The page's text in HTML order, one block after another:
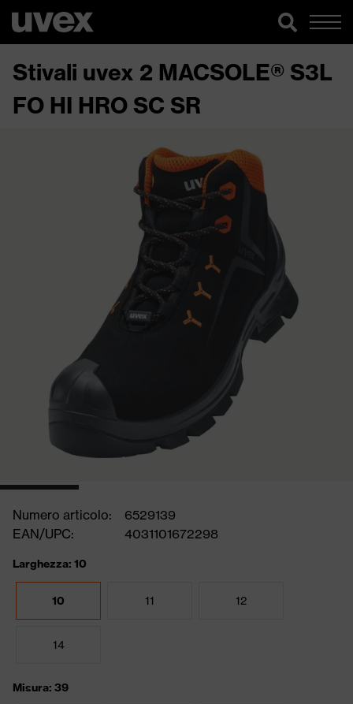
Stivali uvex 2 MACSOLE® S3L
FO HI HRO SC SR
Numero articolo:
6529139
EAN/UPC:
4031101672298
Larghezza: 10
10 11 12
14
Misura: 39